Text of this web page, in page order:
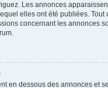
Les annonces
elles ont été publiées. Tout
concernant les annonces
en dessous des annonces et